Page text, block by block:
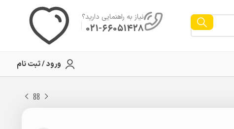
نیاز به راهنمایی دارید؟
021-66051428
ورود / ثبت نام